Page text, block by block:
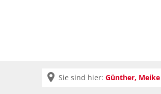
Sie sind hier: Günther, Meike